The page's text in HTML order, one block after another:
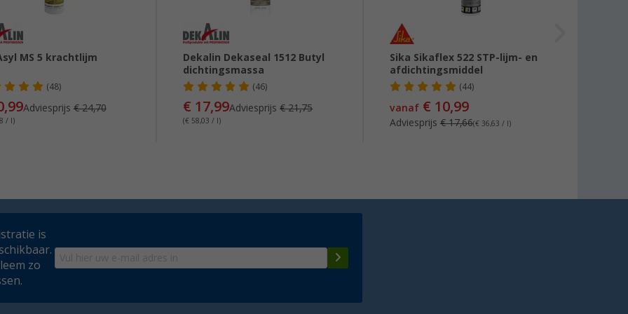
MS 5 krachtlijm
(48)
Adviesprijs € 24,70
/ l)
Dekalin Dekaseal 1512 Butyl
dichtingsmassa
(46)
€ 17,99Adviesprijs€ 21,75
(€ 58,03 / l)
Sika Sikaflex 522 STP-lijm- en
afdichtingsmiddel
(44)
vanaf€ 10,99
Adviesprijs € 17,66(€ 36,63 / l)
is
zo